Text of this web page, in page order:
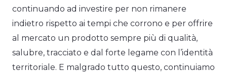
continuando ad investire per non rimanere
indietro rispetto ai tempi che corrono e per offrire
al mercato un prodotto sempre più di qualità,
salubre, tracciato e dal forte legame con l’identità
territoriale. E malgrado tutto questo, continuiamo